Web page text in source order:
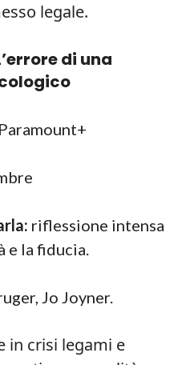
legale.
di una
Paramount+
riflessione intensa
e la fiducia.
Jo Joyner.
in crisi legami e